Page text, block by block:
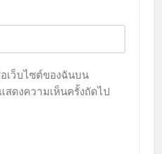
เว็บไซต์ของฉันบน
สดงความเห็นครั้งถัดไป